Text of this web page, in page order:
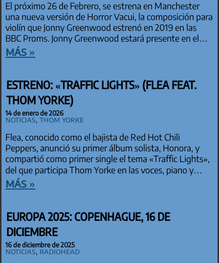
El próximo 26 de Febrero, se estrena en Manchester
una nueva versión de Horror Vacui, la composición para
violín que Jonny Greenwood estrenó en 2019 en las
BBC Proms. Jonny Greenwood estará presente en el…
más »
ESTRENO: «TRAFFIC LIGHTS» (FLEA FEAT.
THOM YORKE)
14 de enero de 2026
Noticias,Thom Yorke
Flea, conocido como el bajista de Red Hot Chili
Peppers, anunció su primer álbum solista, Honora, y
compartió como primer single el tema «Traffic Lights»,
del que participa Thom Yorke en las voces, piano y…
más »
EUROPA 2025: COPENHAGUE, 16 DE
DICIEMBRE
16 de diciembre de 2025
Noticias, Radiohead